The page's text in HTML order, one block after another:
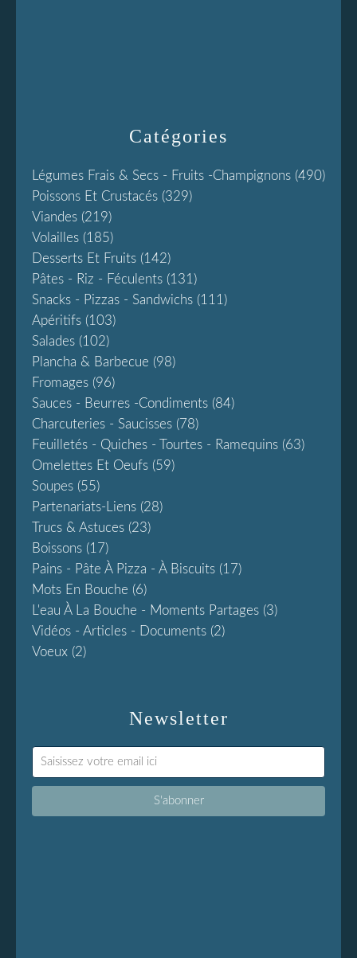
Newsletter
Catégories
Légumes Frais & Secs - Fruits -champignons (490)
Poissons Et Crustacés (329)
Viandes (219)
Volailles (185)
Desserts Et Fruits (142)
Pâtes - Riz - Féculents (131)
Snacks - Pizzas - Sandwichs (111)
Apéritifs (103)
Salades (102)
Plancha & Barbecue (98)
Fromages (96)
Sauces - Beurres -condiments (84)
Charcuteries - Saucisses (78)
Feuilletés - Quiches - Tourtes - Ramequins (63)
Omelettes Et Oeufs (59)
Soupes (55)
Partenariats-Liens (28)
Trucs & Astuces (23)
Boissons (17)
Pains - Pâte À Pizza - À Biscuits (17)
Mots En Bouche (6)
L'eau À La Bouche - Moments Partages (3)
Vidéos - Articles - Documents (2)
Voeux (2)